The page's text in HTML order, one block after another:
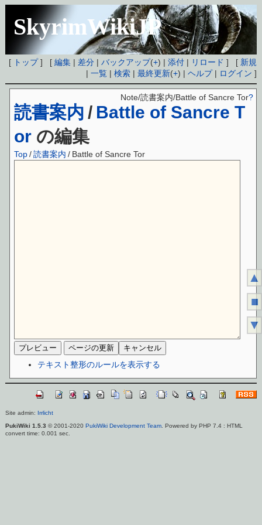
SkyrimWikiJP
[ トップ] [編集 | 差分 |バックアップ(+) |添付 | リロード ] [ 新規
|一覧 |検索 |最終更新(+) |ヘルプ| ログイン ]
読書案内 / Battle of Sancre T
or の編集
Note/読書案内/Battle of Sancre Tor?
Top /読書案内 / Battle of Sancre Tor
テキスト整形のルールを表示する
Site admin: Irrlicht
PukiWiki 1.5.3 © 2001-2020 PukiWiki Development Team. Powered by PHP 7.4 : HTML
convert time: 0.001 sec.
▲
■
▼